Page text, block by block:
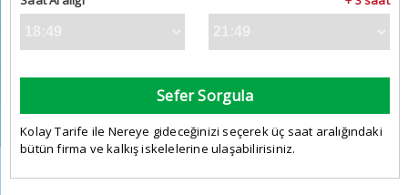
Sefer Sorgula
Kolay Tarife ile Nereye gideceğinizi seçerek üç saat aralığındaki
bütün firma ve kalkış iskelelerine ulaşabilirisiniz.